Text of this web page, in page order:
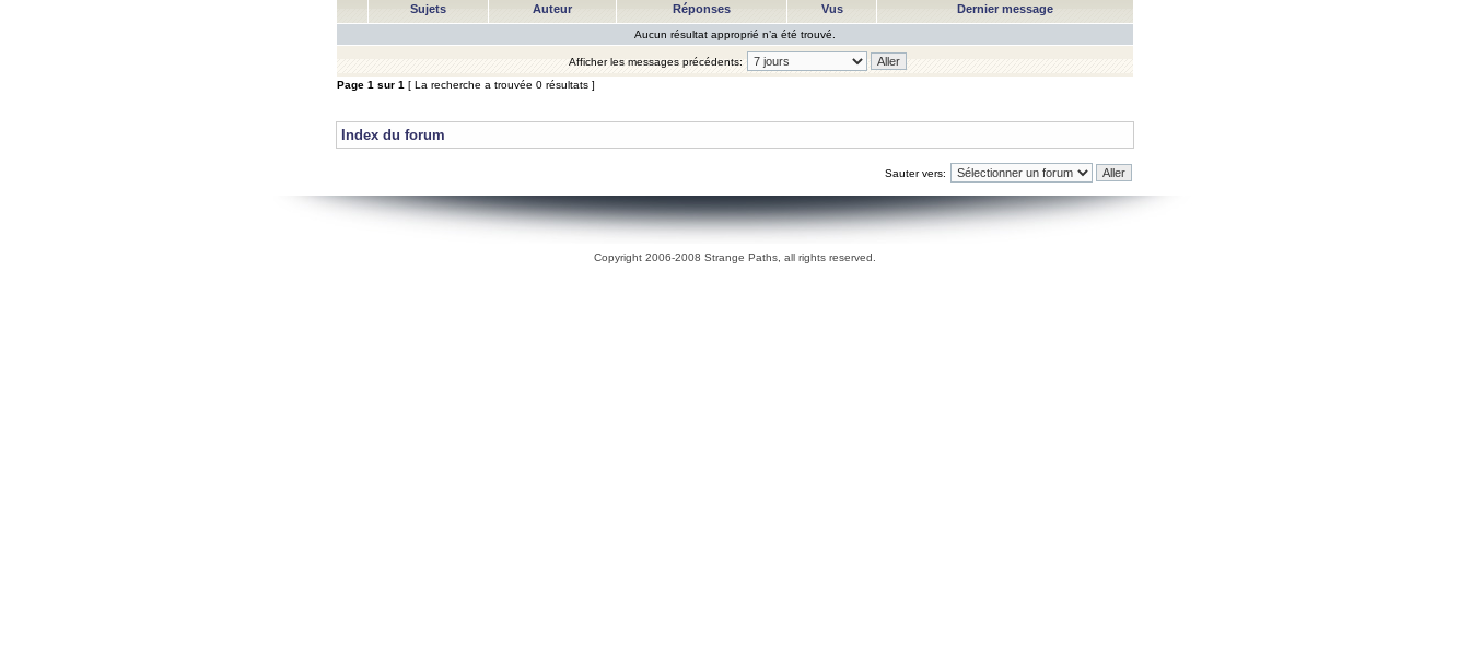
Sujets Auteur Réponses Vus Dernier message
Aucun résultat approprié n’a été trouvé.
Afficher les messages précédents:
Page 1 sur 1 [ La recherche a trouvée 0 résultats ]
Index du forum
Sauter vers:
Copyright 2006-2008 Strange Paths, all rights reserved.